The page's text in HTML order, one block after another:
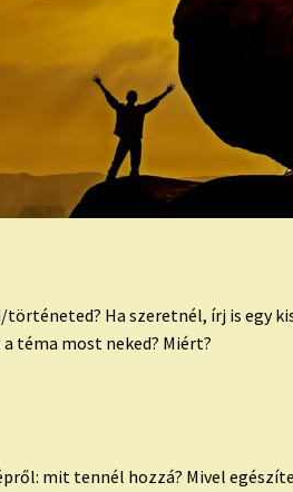
Ha szeretnél, írj is egy
téma most neked? Miért?
mit tennél hozzá? Mivel